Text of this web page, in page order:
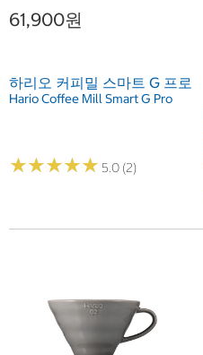
61,900원
하리오 커피밀 스마트 G 프로
Hario Coffee Mill Smart G Pro
★★★★★
★★★★★ 5.0 (2)